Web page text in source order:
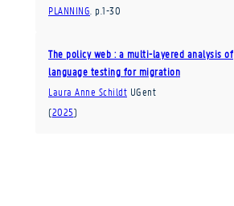
PLANNING p.1-30
The policy web : a multi-layered analysis of
language testing for migration
Laura Anne Schildt UGent
(2025)